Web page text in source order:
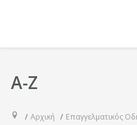
A-Z
Αρχική Επαγγελματικός